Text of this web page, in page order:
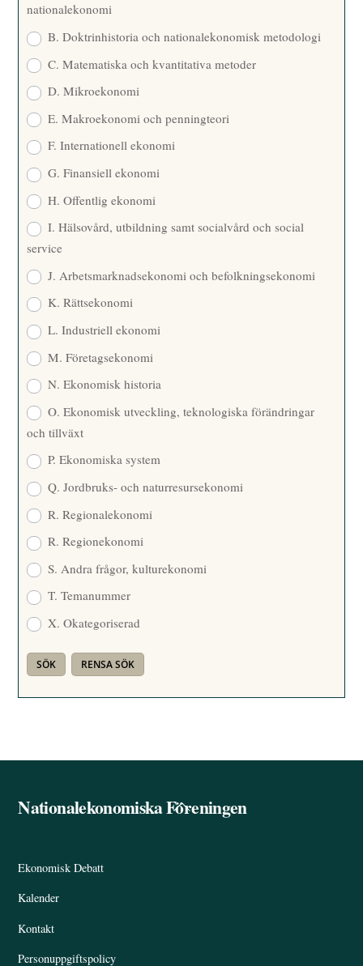
nationalekonomi
B. Doktrinhistoria och nationalekonomisk metodologi
C. Matematiska och kvantitativa metoder
D. Mikroekonomi
E. Makroekonomi och penningteori
F. Internationell ekonomi
G. Finansiell ekonomi
H. Offentlig ekonomi
I. Hälsovård, utbildning samt socialvård och social
service
J. Arbetsmarknadsekonomi och befolkningsekonomi
K. Rättsekonomi
L. Industriell ekonomi
M. Företagsekonomi
N. Ekonomisk historia
O. Ekonomisk utveckling, teknologiska förändringar
och tillväxt
P. Ekonomiska system
Q. Jordbruks- och naturresursekonomi
R. Regionalekonomi
R. Regionekonomi
S. Andra frågor, kulturekonomi
T. Temanummer
X. Okategoriserad
Back
Nationalekonomiska Föreningen
Ekonomisk Debatt
Kalender
Kontakt
Personuppgiftspolicy